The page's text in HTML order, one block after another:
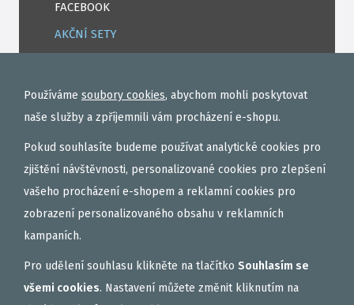
FACEBOOK
AKČNÍ SETY
EXTRUDY
VNADÍCÍ, KRMÍTKOVÉ SMĚSI
FEEDER / LEHKÁ KAPRAŘINA
PVA PUNČOCHY A SÁČKY
ZÁTĚŽE, KRMÍTKA
OBLEČENÍ
Používáme soubory cookies, abychom mohli poskytovat
naše služby a zpříjemnili vám procházení e-shopu.
Pokud souhlasíte budeme používat analytické cookies pro
zjištění návštěvnosti, personalizované cookies pro zlepšení
vašeho procházení e-shopem a reklamní cookies pro
zobrazení personalizovaného obsahu v reklamních
kampaních.
Pro udělení souhlasu klikněte na tlačítko Souhlasím se
všemi cookies. Nastavení můžete změnit kliknutím na